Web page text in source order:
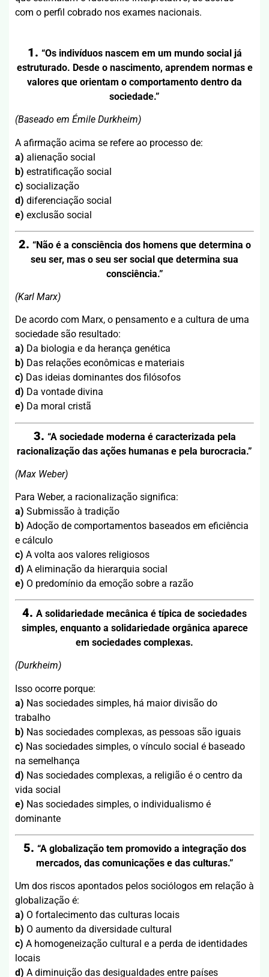
com o perfil cobrado nos exames nacionais.
1. “Os indivíduos nascem em um mundo social já
estruturado. Desde o nascimento, aprendem normas e
valores que orientam o comportamento dentro da
sociedade.”
(Baseado em Émile Durkheim)
A afirmação acima se refere ao processo de:
a) alienação social
b) estratificação social
c) socialização
d) diferenciação social
e) exclusão social
2. “Não é a consciência dos homens que determina o
seu ser, mas o seu ser social que determina sua
consciência.”
(Karl Marx)
De acordo com Marx, o pensamento e a cultura de uma
sociedade são resultado:
a) Da biologia e da herança genética
b) Das relações econômicas e materiais
c) Das ideias dominantes dos filósofos
d) Da vontade divina
e) Da moral cristã
3. “A sociedade moderna é caracterizada pela
racionalização das ações humanas e pela burocracia.”
(Max Weber)
Para Weber, a racionalização significa:
a) Submissão à tradição
b) Adoção de comportamentos baseados em eficiência
e cálculo
c) A volta aos valores religiosos
d) A eliminação da hierarquia social
e) O predomínio da emoção sobre a razão
4. A solidariedade mecânica é típica de sociedades
simples, enquanto a solidariedade orgânica aparece
em sociedades complexas.
(Durkheim)
Isso ocorre porque:
a) Nas sociedades simples, há maior divisão do
trabalho
b) Nas sociedades complexas, as pessoas são iguais
c) Nas sociedades simples, o vínculo social é baseado
na semelhança
d) Nas sociedades complexas, a religião é o centro da
vida social
e) Nas sociedades simples, o individualismo é
dominante
5. “A globalização tem promovido a integração dos
mercados, das comunicações e das culturas.”
Um dos riscos apontados pelos sociólogos em relação à
globalização é:
a) O fortalecimento das culturas locais
b) O aumento da diversidade cultural
c) A homogeneização cultural e a perda de identidades
locais
d) A diminuição das desigualdades entre países